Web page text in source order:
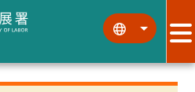
::: :::